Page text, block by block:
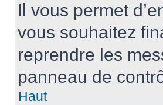
Il vous permet
vous souhaitez
reprendre les
panneau de
Haut